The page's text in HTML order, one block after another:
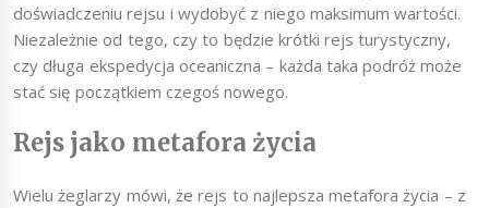
doświadczeniu rejsu i wydobyć z niego maksimum wartości.
Niezależnie od tego, czy to będzie krótki rejs turystyczny,
czy długa ekspedycja oceaniczna – każda taka podróż może
stać się początkiem czegoś nowego.
Rejs jako metafora życia
Wielu żeglarzy mówi, że rejs to najlepsza metafora życia – z